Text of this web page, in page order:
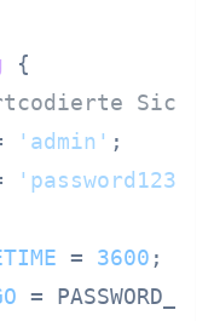
{
'admin' ;
'password123'
= 3600 ;
=